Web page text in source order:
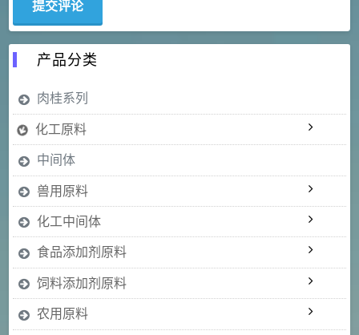
产品分类
肉桂系列
化工原料
中间体
兽用原料
化工中间体
食品添加剂原料
饲料添加剂原料
农用原料